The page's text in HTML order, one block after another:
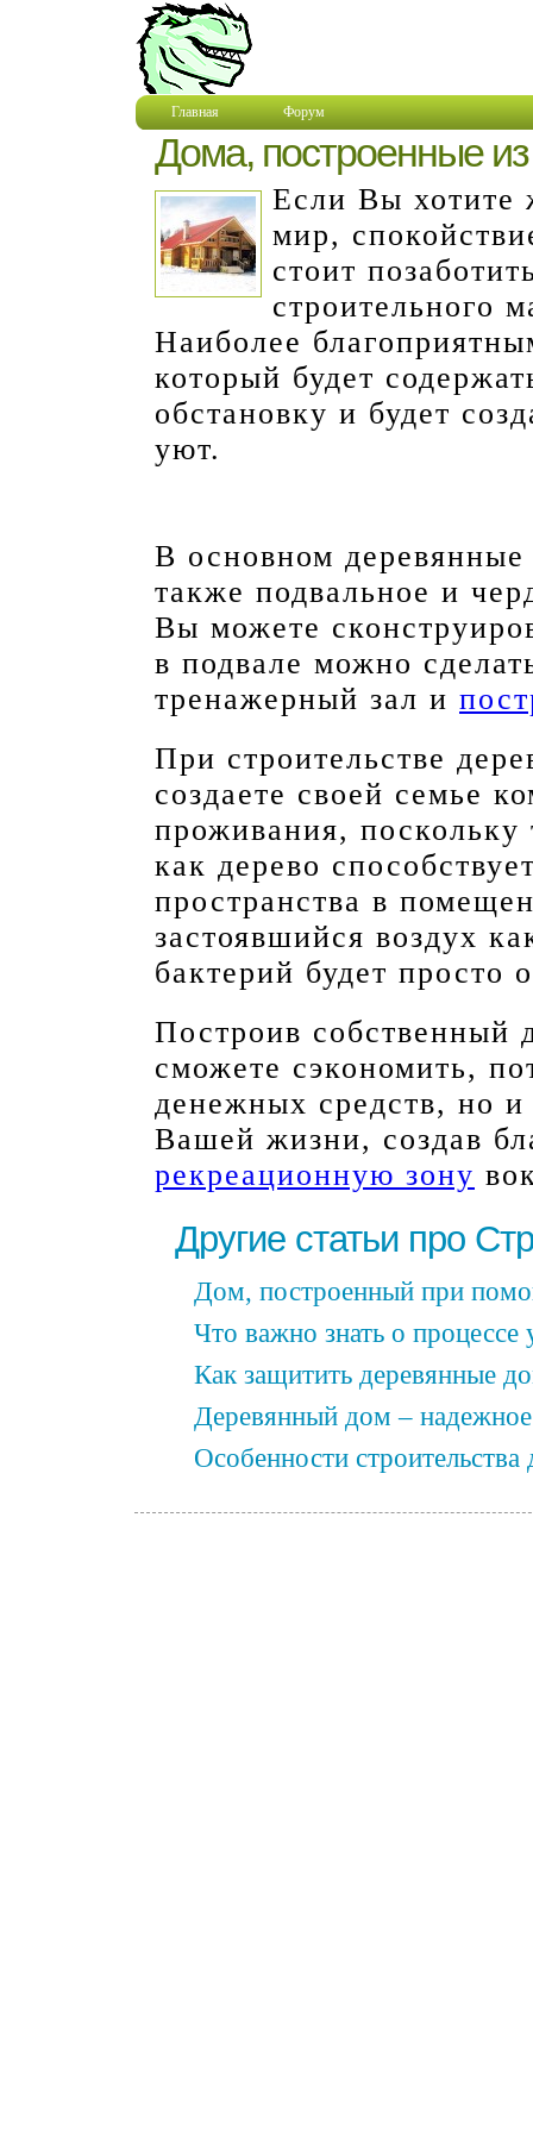
Главная Форум
Дома, построенные
Если Вы хотите
мир,
стоит
строительного
Наиболее
который будет
обстановку и будет
уют.
В основном
также подвальное и
Вы можете
в подвале можно
тренажерный зал и
При строительстве
создаете своей семье
проживания, поскольку
как дерево
пространства в
застоявшийся воздух
бактерий будет просто
Построив собственный
сможете сэкономить,
денежных средств, но и
Вашей жизни, создав
рекреационную зону
Другие статьи про
Дом, построенный при
Что важно знать о
Как защитить деревянные
Деревянный дом – надежное
Особенности